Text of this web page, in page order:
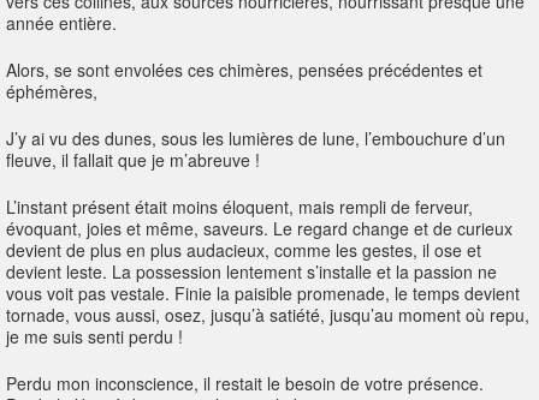
année entière.
Alors, se sont envolées ces chimères, pensées précédentes et
éphémères,
J’y ai vu des dunes, sous les lumières de lune, l’embouchure d’un
fleuve, il fallait que je m’abreuve !
L’instant présent était moins éloquent, mais rempli de ferveur,
évoquant, joies et même, saveurs. Le regard change et de curieux
devient de plus en plus audacieux, comme les gestes, il ose et
devient leste. La possession lentement s’installe et la passion ne
vous voit pas vestale. Finie la paisible promenade, le temps devient
tornade, vous aussi, osez, jusqu’à satiété, jusqu’au moment où repu,
je me suis senti perdu !
Perdu mon inconscience, il restait le besoin de votre présence.